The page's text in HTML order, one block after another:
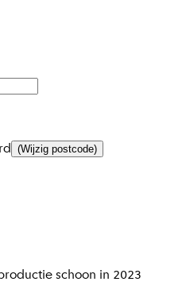
(Wijzig postcode)
schoon in 2023